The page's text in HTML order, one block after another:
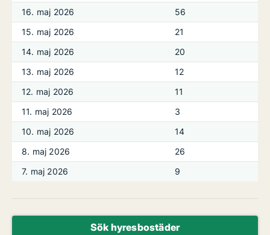
16. maj 2026
56
15. maj 2026
21
14. maj 2026
20
13. maj 2026
12
12. maj 2026
11
11. maj 2026
3
10. maj 2026
14
8. maj 2026
26
7. maj 2026
9
Sök hyresbostäder